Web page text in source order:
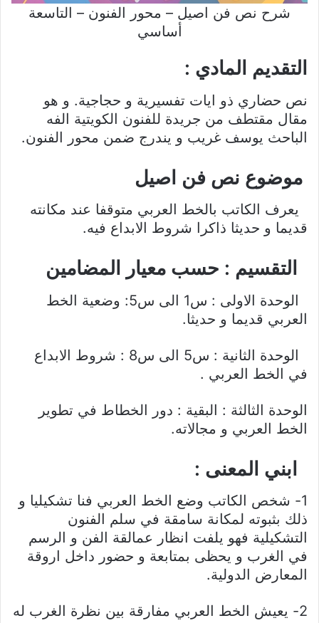
شرح نص فن اصيل – محور الفنون – التاسعة
أساسي
التقديم المادي :
نص حضاري ذو ايات تفسيرية و حجاجية. و هو
مقال مقتطف من جريدة للفنون الكويتية الفه
الباحث يوسف غريب و يندرج ضمن محور الفنون.
موضوع نص فن اصيل
يعرف الكاتب بالخط العربي متوقفا عند مكانته
قديما و حديثا ذاكرا شروط الابداع فيه.
التقسيم : حسب معيار المضامين
الوحدة الاولى : س1 الى س5: وضعية الخط
العربي قديما و حديثا.
الوحدة الثانية : س5 الى س8 : شروط الابداع
في الخط العربي .
الوحدة الثالثة : البقية : دور الخطاط في تطوير
الخط العربي و مجالاته.
ابني المعنى :
1- شخص الكاتب وضع الخط العربي فنا تشكيليا و
ذلك بثبوته لمكانة سامقة في سلم الفنون
التشكيلية فهو يلفت انظار عمالقة الفن و الرسم
في الغرب و يحظى بمتابعة و حضور داخل اروقة
المعارض الدولية.
2- يعيش الخط العربي مفارقة بين نظرة الغرب له